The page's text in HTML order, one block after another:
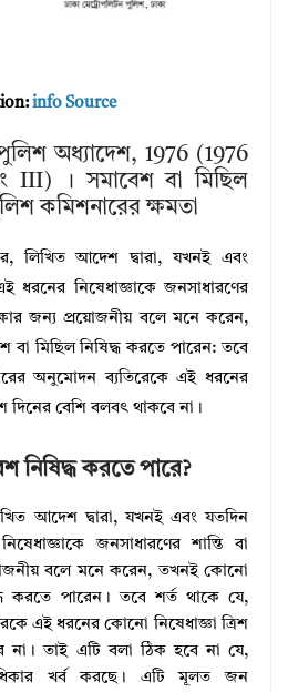
info Source
অধ্যাদেশ, 1976 (1976
III) । সমাবেশ বা মিছিল
কমিশনারের ক্ষমতা
লিখিত আদেশ দ্বারা, যখনই এবং
ধরনের নিষেধাজ্ঞাকে জনসাধারণের
জন্য প্রয়োজনীয় বলে মনে করেন,
মিছিল নিষিদ্ধ করতে পারেন: তবে
অনুমোদন ব্যতিরেকে এই ধরনের
দিনের বেশি বলবৎ থাকবে না।
নিষিদ্ধ করতে পারে?
আদেশ দ্বারা, যখনই এবং যতদিন
জনসাধারণের শান্তি বা
বলে মনে করেন, তখনই কোনো
করতে পারেন। তবে শর্ত থাকে যে,
এই ধরনের কোনো নিষেধাজ্ঞা ত্রিশ
না। তাই এটি বলা ঠিক হবে না যে,
খর্ব করছে। এটি মূলত জন